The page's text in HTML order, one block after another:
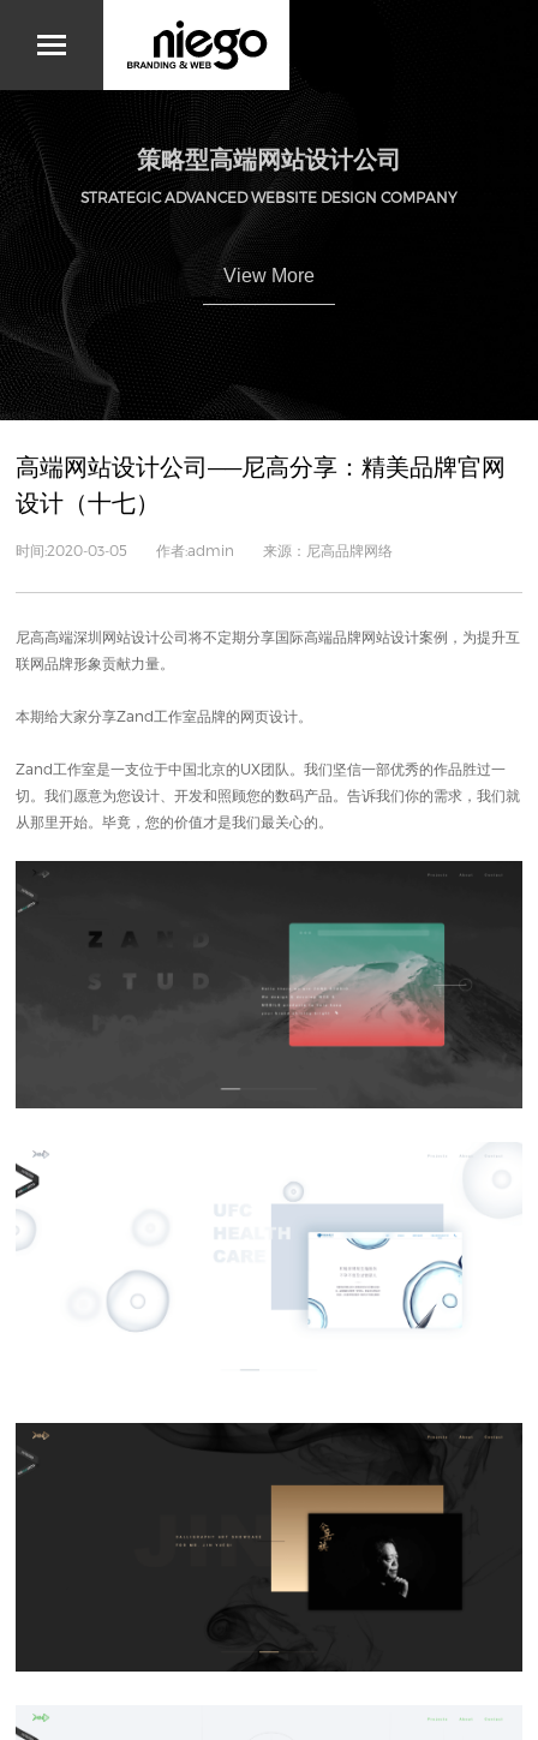
策略型高端网站设计公司
STRATEGIC ADVANCED WEBSITE DESIGN COMPANY
View More
高端网站设计公司——尼高分享：精美品牌官网
设计（十七）
时间:2020-03-05 作者:admin 来源：尼高品牌网络
尼高高端深圳网站设计公司将不定期分享国际高端品牌网站设计案例，为提升互
联网品牌形象贡献力量。
本期给大家分享Zand工作室品牌的网页设计
Zand工作室是一支位于中国北京的UX团队。我们坚信一部优秀的作品胜过一
切。我们愿意为您设计、开发和照顾您的数码产品。告诉我们你的需求，我们就
从那里开始。毕竟，您的价值才是我们最关心的。